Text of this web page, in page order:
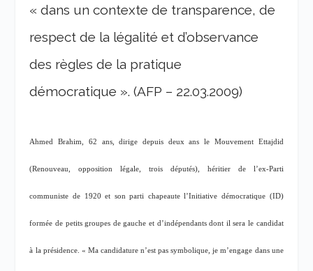
« dans un contexte de transparence, de
respect de la légalité et d’observance
des règles de la pratique
démocratique ». (AFP – 22.03.2009)
Ahmed Brahim, 62 ans, dirige depuis deux ans le Mouvement Ettajdid
(Renouveau, opposition légale, trois députés), héritier de l’ex-Parti
communiste de 1920 et son parti chapeaute l’Initiative démocratique (ID)
formée de petits groupes de gauche et d’indépendants dont il sera le candidat
à la présidence. « Ma candidature n’est pas symbolique, je m’engage dans une